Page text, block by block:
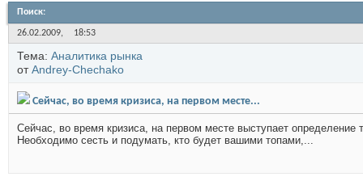
Поиск:
26.02.2009, 18:53
Тема: Аналитика рынка
отAndrey-Chechako
Сейчас, во время кризиса, на первом месте...
Сейчас, во время кризиса, на первом месте выступает
Необходимо сесть и подумать, кто будет вашими топами,...